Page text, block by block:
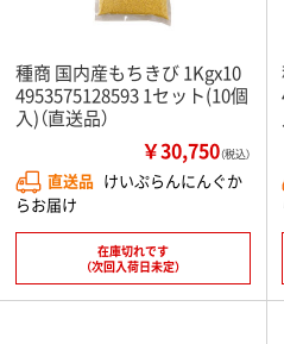
種商 国内産もちきび 1Kgx10
4953575128593 1セット(10個
入)（直送品）
￥30,750（税込）
直送品 けいぷらんにんぐか
らお届け
在庫切れです
（次回入荷日未定）